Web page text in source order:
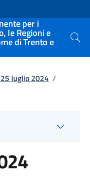
per i
le Regioni e
di Trento e Cerca
luglio 2024 /